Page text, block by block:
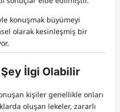
konuşmak büyümeyi
olarak kesinleşmiş bir
Şey İlgi Olabilir
kişiler genellikle onları
oluşan lekeler, zararlı